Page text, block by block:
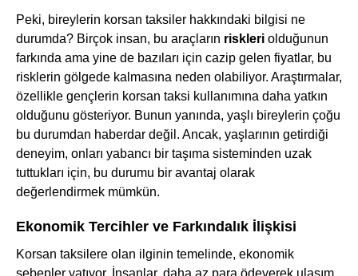
Peki, bireylerin korsan taksiler hakkındaki bilgisi ne
durumda? Birçok insan, bu araçların riskleri olduğunun
farkında ama yine de bazıları için cazip gelen fiyatlar, bu
risklerin gölgede kalmasına neden olabiliyor. Araştırmalar,
özellikle gençlerin korsan taksi kullanımına daha yatkın
olduğunu gösteriyor. Bunun yanında, yaşlı bireylerin çoğu
bu durumdan haberdar değil. Ancak, yaşlarının getirdiği
deneyim, onları yabancı bir taşıma sisteminden uzak
tuttukları için, bu durumu bir avantaj olarak
değerlendirmek mümkün.
Ekonomik Tercihler ve Farkındalık İlişkisi
Korsan taksilere olan ilginin temelinde, ekonomik
sebepler yatıyor. İnsanlar, daha az para ödeyerek ulaşım